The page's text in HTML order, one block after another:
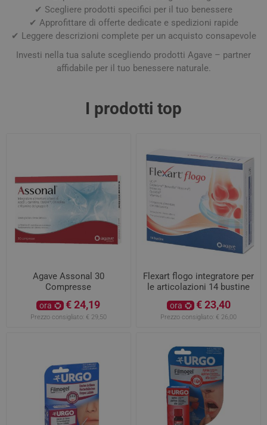
✔ Scegliere prodotti specifici per il tuo benessere
✔ Approfittare di offerte dedicate e spedizioni rapide
✔ Leggere descrizioni complete per un acquisto consapevole
Investi nella tua salute scegliendo prodotti Agave – partner
affidabile per il tuo benessere naturale.
I prodotti top
Agave Assonal 30
Compresse
ora € 24,19
Prezzo consigliato: € 29,50
Flexart flogo integratore per
le articolazioni 14 bustine
ora € 23,40
Prezzo consigliato: € 26,00